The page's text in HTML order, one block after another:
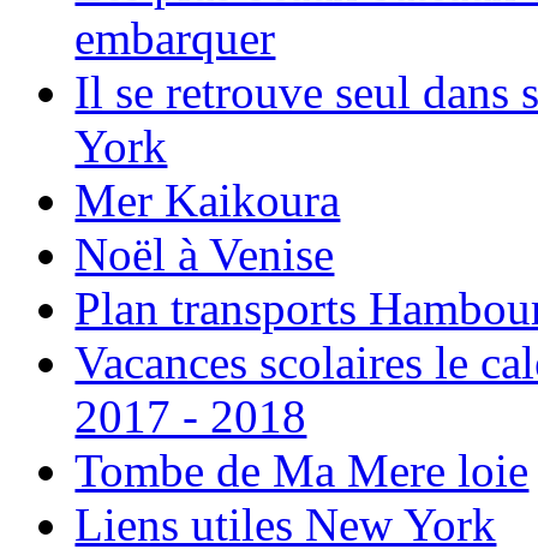
embarquer
Il se retrouve seul dans
York
Mer Kaikoura
Noël à Venise
Plan transports
Vacances scolaires le
2017 - 2018
Tombe de Ma Mere loie
Liens utiles New York